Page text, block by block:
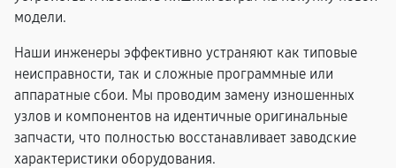
модели.
Наши инженеры эффективно устраняют как типовые
неисправности, так и сложные программные или
аппаратные сбои. Мы проводим замену изношенных
узлов и компонентов на идентичные оригинальные
запчасти, что полностью восстанавливает заводские
характеристики оборудования.